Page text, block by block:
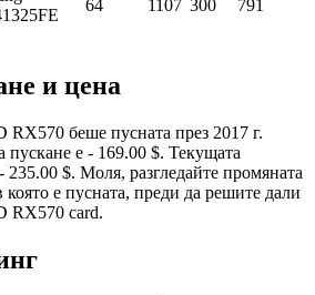
64 1107 300 791
и цена
RX570 беше пусната през 2017 г.
е - 169.00 $. Текущата
235.00 $. Моля, разгледайте промяната
която е пусната, преди да решите дали
RX570 card.